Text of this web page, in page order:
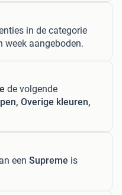
in de categorie
week aangeboden.
de volgende
Overige kleuren,
een Supreme is